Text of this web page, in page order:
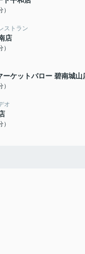
ストラン
店
ーケットバロー 碧南城山
オ